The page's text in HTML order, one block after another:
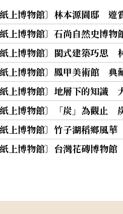
案「羅禾淋：如果這是全球監控
17 ~ 2019/09/22。 館長—林
年月10月接任為第8任館長，
科學研究院文學藝術語言科學
像、美學及法國當代思潮。著
攝影史與攝影肖像》及《古典
曾獲國科會補助大專
人才。所策劃之「故宮未來博
國博物館協會繆思獎「多媒體
更曾策劃許多藝術展覽，如台
年威尼斯雙年展謝春德個展「春
展。 文化部長鄭麗君表
前聯合國教科文組織國際藝評人協
台灣分會理事長，更是台灣重要
下，少了銅雕給人厚重冰冷的
距離，彎曲如雲朵的女孩造型，
紙上博物館〕林本源園邸 遊
紙上博物館〕石尚自然史博
紙上博物館〕閩式建築巧思
紙上博物館〕鳳甲美術館 典
紙上博物館〕地層下的知識
紙上博物館〕「炭」為觀止
紙上博物館〕竹子湖稻鄉風
紙上博物館〕台灣花磚博物